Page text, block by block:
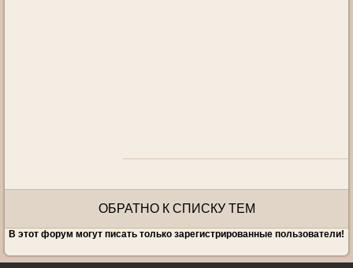
ОБРАТНО К СПИСКУ ТЕМ
В этот форум могут писать только зарегистрированные пользователи!